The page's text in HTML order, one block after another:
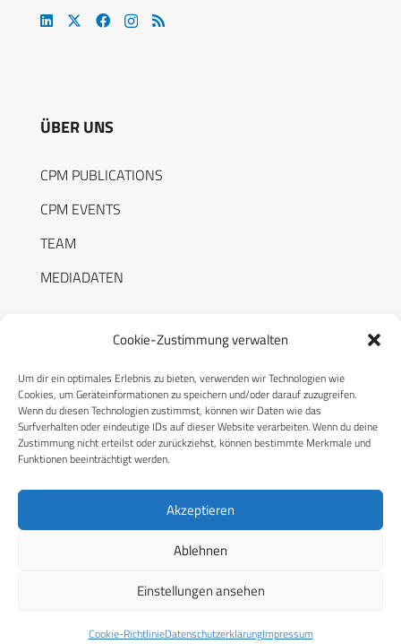
Cookie-Zustimmung verwalten
Um dir ein optimales Erlebnis zu bieten, verwenden wir Technologien wie
Cookies, um Geräteinformationen zu speichern und/oder darauf zuzugreifen.
Wenn du diesen Technologien zustimmst, können wir Daten wie das
Surfverhalten oder eindeutige IDs auf dieser Website verarbeiten. Wenn du deine
Zustimmung nicht erteilst oder zurückziehst, können bestimmte Merkmale und
Funktionen beeinträchtigt werden.
Akzeptieren
Ablehnen
Einstellungen ansehen
Cookie-RichtlinieDatenschutzerklärungImpressum
ÜBER UNS
CPM PUBLICATIONS
CPM EVENTS
TEAM
MEDIADATEN
RECHTLICHES
Datenschutzerklärung
Cookie-Richtlinie (EU)
© 2026 CPM GmbH – Alle Rechte vorbehalten